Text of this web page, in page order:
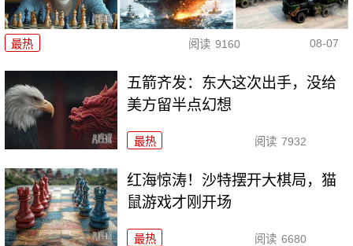
最热 阅读 9160 08-07
五箭齐发：东大这次出手，没给
美方留半点幻想
最热 阅读 7932
红海惊涛！沙特摆开大棋局，猫
鼠游戏才刚开场
最热 阅读 6680